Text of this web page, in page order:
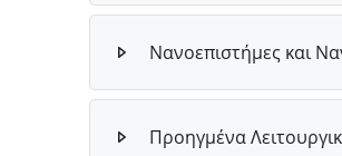
Νανοεπιστήμες και
Προηγμένα